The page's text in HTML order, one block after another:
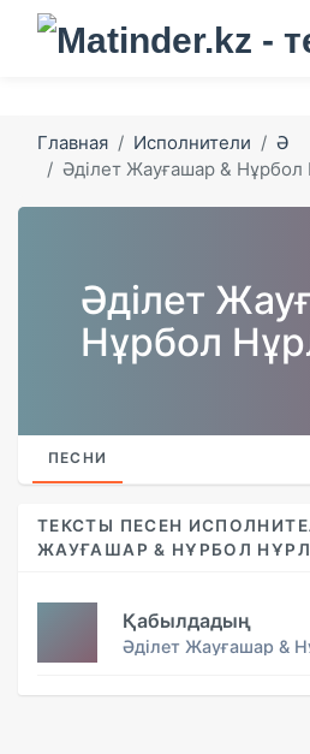
Главная Исполнители
Ә
Әділет Жауғашар & Нұрбол
Әділет
Нұрбол
ПЕСНИ
ТЕКСТЫ ПЕСЕН
ЖАУҒАШАР & НҰРБОЛ
Қабылдадың
Әділет Жауғашар &